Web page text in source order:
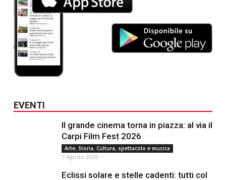
EVENTI
Il grande cinema torna in piazza: al via il
Carpi Film Fest 2026
Arte, Storia, Cultura, spettacolo e musica
7 Agosto 2026
Eclissi solare e stelle cadenti: tutti col